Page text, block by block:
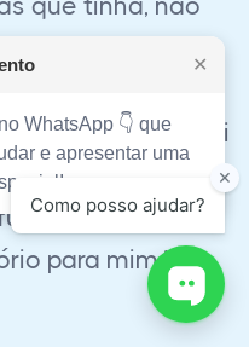
já tinha feito
escola de
posso dizer: Este
mais do que o
meu nível de
respeito com
e superiores.”
✕
WhatsApp 👇 que
e apresentar uma